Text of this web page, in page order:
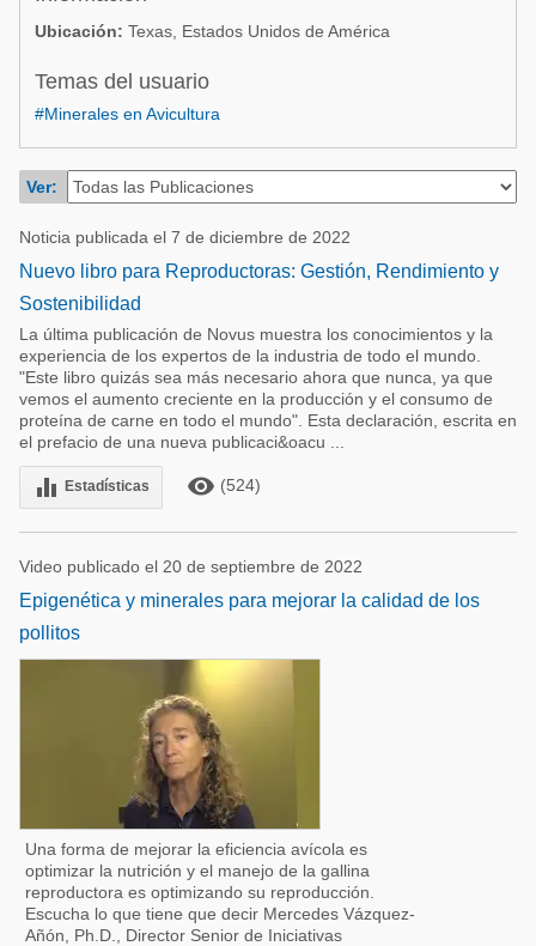
Lechería
Balanceados - Piensos
Comunidades en portugués
Micotoxinas
Avicultura
Porcicultura
Ganadería
Lechería
Ubicación: Texas, Estados Unidos de América
Temas del usuario
#Minerales en Avicultura
Ver:
Noticia publicada el 7 de diciembre de 2022
Nuevo libro para Reproductoras: Gestión, Rendimiento y
Sostenibilidad
La última publicación de Novus muestra los conocimientos y la
experiencia de los expertos de la industria de todo el mundo.
"Este libro quizás sea más necesario ahora que nunca, ya que
vemos el aumento creciente en la producción y el consumo de
proteína de carne en todo el mundo". Esta declaración, escrita en
el prefacio de una nueva publicaci&oacu ...
equalizer Estadísticas remove_red_eye (524)
Video publicado el 20 de septiembre de 2022
Epigenética y minerales para mejorar la calidad de los
pollitos
Una forma de mejorar la eficiencia avícola es
optimizar la nutrición y el manejo de la gallina
reproductora es optimizando su reproducción.
Escucha lo que tiene que decir Mercedes Vázquez-
Añón, Ph.D., Director Senior de Iniciativas